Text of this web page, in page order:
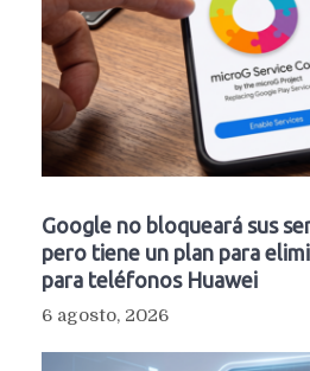
Google no bloqueará sus
pero tiene un plan para
para teléfonos Huawei
6 agosto, 2026